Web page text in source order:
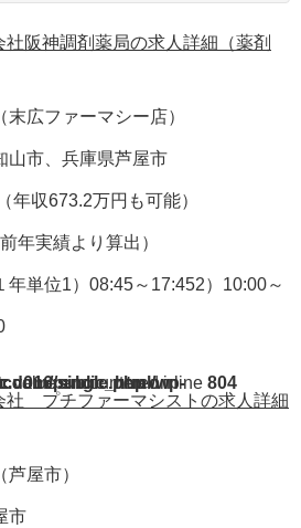
社阪神調剤薬局の求人詳細（薬剤
広ファーマシー店）
市、兵庫県芦屋市
収673.2万円も可能）
年実績より算出）
単位1）08:45～17:452）10:00～
value encountered in
themes/chill_tcd016/single.phpon line 804
社 プチファーマシストの求人詳細
屋市）
市